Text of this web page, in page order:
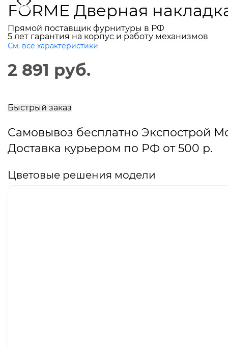
FORME Дверная
Прямой поставщик фурнитуры в РФ
5 лет гарантия на корпус и работу механизмов
См. все характеристики
2 891 руб.
Быстрый заказ
Самовывоз бесплатно Экспострой
Доставка курьером по РФ от 500 р.
Цветовые решения модели